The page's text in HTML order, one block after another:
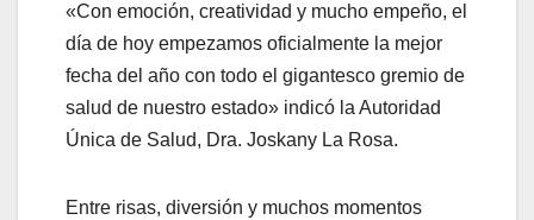
«Con emoción, creatividad y mucho empeño, el
día de hoy empezamos oficialmente la mejor
fecha del año con todo el gigantesco gremio de
salud de nuestro estado» indicó la Autoridad
Única de Salud, Dra. Joskany La Rosa.
Entre risas, diversión y muchos momentos